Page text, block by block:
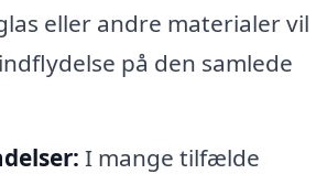
eller andre materialer vil
på den samlede
I mange tilfælde